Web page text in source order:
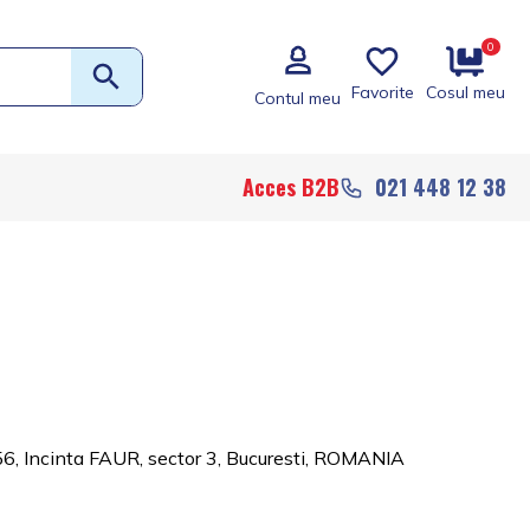
Contul meu Favorite
0
Cosul meu
Acces B2B 021 448 12 38
Incinta FAUR, sector 3, Bucuresti, ROMANIA